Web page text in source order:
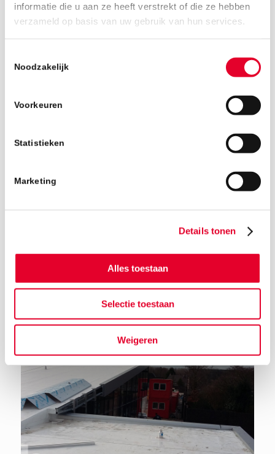
informatie die u aan ze heeft verstrekt of die ze hebben
verzameld op basis van uw gebruik van hun services.
Noodzakelijk
Voorkeuren
Statistieken
Marketing
Details tonen
Alles toestaan
Selectie toestaan
Weigeren
21 december 2018